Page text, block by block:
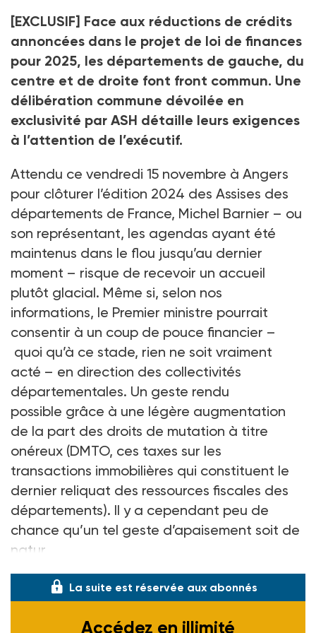
Crédit photo DR
[EXCLUSIF] Face aux réductions de crédits
annoncées dans le projet de loi de finances
pour 2025, les départements de gauche, du
centre et de droite font front commun. Une
délibération commune dévoilée en
exclusivité par ASH détaille leurs exigences
à l’attention de l’exécutif.
Attendu ce vendredi 15 novembre à Angers
pour clôturer l’édition 2024 des Assises des
départements de France, Michel Barnier – ou
son représentant, les agendas ayant été
maintenus dans le flou jusqu’au dernier
moment – risque de recevoir un accueil
plutôt glacial. Même si, selon nos
informations, le Premier ministre pourrait
consentir à un coup de pouce financier –
quoi qu’à ce stade, rien ne soit vraiment
acté – en direction des collectivités
départementales. Un geste rendu
possible grâce à une légère augmentation
de la part des droits de mutation à titre
onéreux (DMTO, ces taxes sur les
transactions immobilières qui constituent le
dernier reliquat des ressources fiscales des
départements). Il y a cependant peu de
chance qu’un tel geste d’apaisement soit de
natur
La suite est réservée aux abonnés
Accédez en illimité